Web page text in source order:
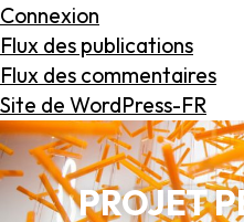
Connexion
Flux des publications
Flux des commentaires
Site de WordPress-FR
PROJET